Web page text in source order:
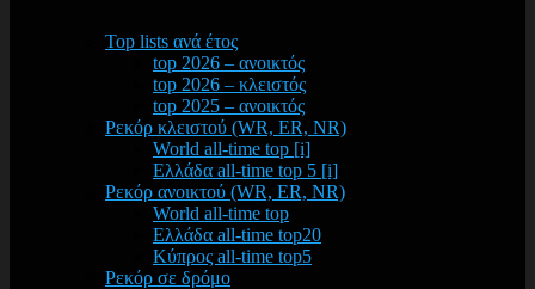
Top lists ανά έτος
top 2026 – ανοικτός
top 2026 – κλειστός
top 2025 – ανοικτός
Ρεκόρ κλειστού (WR, ER, NR)
World all-time top [i]
Ελλάδα all-time top 5 [i]
Ρεκόρ ανοικτού (WR, ER, NR)
World all-time top
Ελλάδα all-time top20
Κύπρος all-time top5
Ρεκόρ σε δρόμο